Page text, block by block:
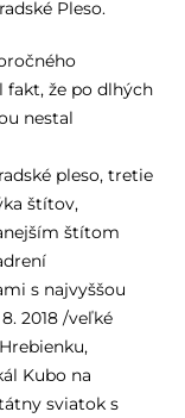
Pleso.
fakt, že po dlhých
nestal
pleso, tretie
štítov,
štítom
s najvyššou
2018 /veľké
Kubo na
sviatok s